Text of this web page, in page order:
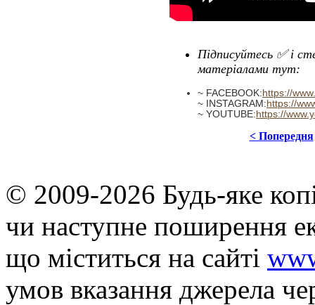
Підписуйтесь ✅ і
матеріалами тут:
~ FACEBOOK: https://
~ INSTAGRAM: https://
~ YOUTUBE: https://
< Попередня
© 2009-2026 Будь-яке
чи наступне поширення
що мiститься на сайті
умов вказання джерела